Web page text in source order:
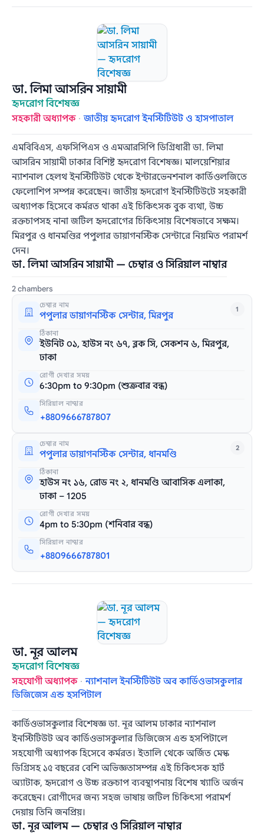
ডা. লিমা আসরিন সায়ামী
হৃদরোগ বিশেষজ্ঞ
সহকারী অধ্যাপক ·জাতীয় হৃদরোগ ইনস্টিটিউট ও হাসপাতাল
এমবিবিএস, এফসিপিএস ও এমআরসিপি ডিগ্রিধারী ডা. লিমা
আসরিন সায়ামী ঢাকার বিশিষ্ট হৃদরোগ বিশেষজ্ঞ। মালয়েশিয়ার
ন্যাশনাল হেলথ ইনস্টিটিউট থেকে ইন্টারভেনশনাল কার্ডিওলজিতে
ফেলোশিপ সম্পন্ন করেছেন। জাতীয় হৃদরোগ ইনস্টিটিউটে সহকারী
অধ্যাপক হিসেবে কর্মরত থাকা এই চিকিৎসক বুক ব্যথা, উচ্চ
রক্তচাপসহ নানা জটিল হৃদরোগের চিকিৎসায় বিশেষভাবে সক্ষম।
মিরপুর ও ধানমণ্ডির পপুলার ডায়াগনস্টিক সেন্টারে নিয়মিত পরামর্শ
দেন।
ডা. লিমা আসরিন সায়ামী — চেম্বার ও সিরিয়াল নাম্বার
2 chambers
1
চেম্বার নাম
পপুলার ডায়াগনস্টিক সেন্টার, মিরপুর
ঠিকানা
ইউনিট ০১, হাউস নং ৬৭, ব্লক সি, সেকশন ৬, মিরপুর,
ঢাকা
রোগী দেখার সময়
6:30pm to 9:30pm (শুক্রবার বন্ধ)
সিরিয়াল নাম্বার
+8809666787807
2
চেম্বার নাম
পপুলার ডায়াগনস্টিক সেন্টার, ধানমণ্ডি
ঠিকানা
হাউস নং ১৬, রোড নং ২, ধানমণ্ডি আবাসিক এলাকা,
ঢাকা – 1205
রোগী দেখার সময়
4pm to 5:30pm (শনিবার বন্ধ)
সিরিয়াল নাম্বার
+8809666787801
ডা. নূর আলম
হৃদরোগ বিশেষজ্ঞ
সহযোগী অধ্যাপক ·ন্যাশনাল ইনস্টিটিউট অব কার্ডিওভাসকুলার
ডিজিজেস এন্ড হসপিটাল
কার্ডিওভাসকুলার বিশেষজ্ঞ ডা. নূর আলম ঢাকার ন্যাশনাল
ইনস্টিটিউট অব কার্ডিওভাসকুলার ডিজিজেস এন্ড হসপিটালে
সহযোগী অধ্যাপক হিসেবে কর্মরত। ইতালি থেকে অর্জিত মেস্ক
ডিগ্রিসহ ১৫ বছরের বেশি অভিজ্ঞতাসম্পন্ন এই চিকিৎসক হার্ট
অ্যাটাক, হৃদরোগ ও উচ্চ রক্তচাপ ব্যবস্থাপনায় বিশেষ খ্যাতি অর্জন
করেছেন। রোগীদের জন্য সহজ ভাষায় জটিল চিকিৎসা পরামর্শ
দেয়ায় তিনি জনপ্রিয়।
ডা. নূর আলম — চেম্বার ও সিরিয়াল নাম্বার